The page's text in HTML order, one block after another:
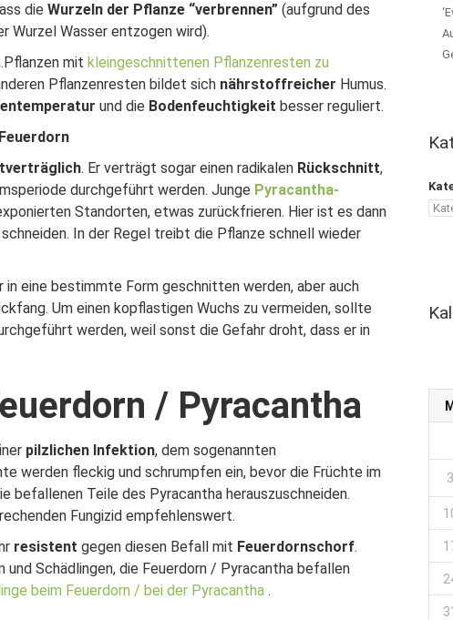
die Wurzeln der Pflanze “verbrennen” (aufgrund des
Wurzel Wasser entzogen wird).
mit kleingeschnittenen Pflanzenresten zu
Pflanzenresten bildet sich nährstoffreicher Humus.
und die Bodenfeuchtigkeit besser reguliert.
. Er verträgt sogar einen radikalen Rückschnitt,
durchgeführt werden. Junge Pyracantha-
Standorten, etwas zurückfrieren. Hier ist es dann
In der Regel treibt die Pflanze schnell wieder
in eine bestimmte Form geschnitten werden, aber auch
Um einen kopflastigen Wuchs zu vermeiden, sollte
werden, weil sonst die Gefahr droht, dass er in
/ Pyracantha
pilzlichen Infektion, dem sogenannten
werden fleckig und schrumpfen ein, bevor die Früchte im
befallenen Teile des Pyracantha herauszuschneiden.
Fungizid empfehlenswert.
resistent gegen diesen Befall mit Feuerdornschorf.
Schädlingen, die Feuerdorn / Pyracantha befallen
beim Feuerdorn / bei der Pyracantha .
M
3
31